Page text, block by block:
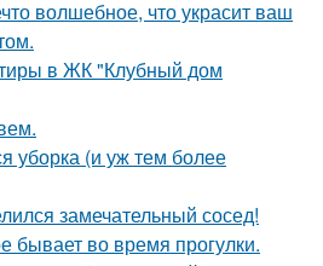
волшебное, что украсит ваш
в ЖК "Клубный дом
уборка (и уж тем более
замечательный сосед!
бывает во время прогулки.